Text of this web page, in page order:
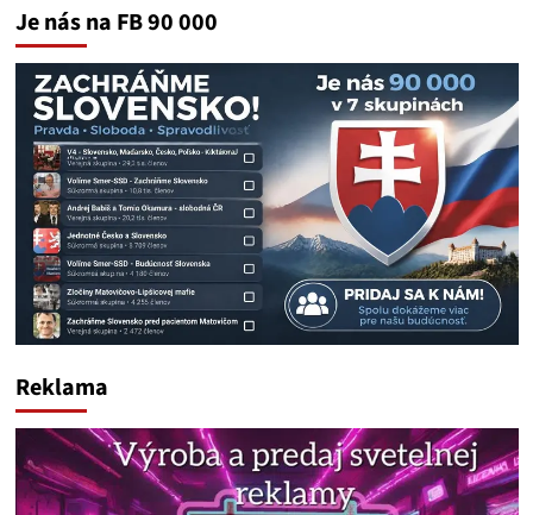
Je nás na FB 90 000
Reklama